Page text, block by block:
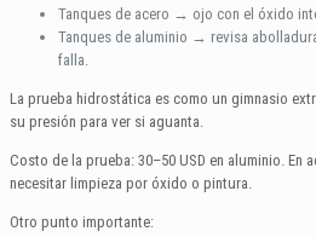
Tanques de acero → ojo con el óxido
Tanques de aluminio → revisa
falla.
La prueba hidrostática es como un gimnasio
su presión para ver si aguanta.
Costo de la prueba: 30–50 USD en aluminio. En
necesitar limpieza por óxido o pintura.
Otro punto importante: